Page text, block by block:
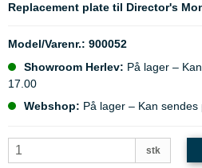
Replacement plate til Director's
Model/Varenr.: 900052
Showroom Herlev: På lager –
17.00
Webshop: På lager – Kan
stk